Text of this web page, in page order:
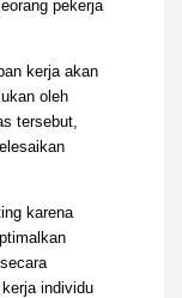
pekerja
kerja akan
oleh
tersebut,
karena
individu